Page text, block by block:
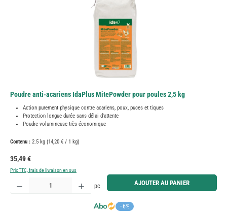
Poudre anti-acariens IdaPlus MitePowder pour poules 2,5 kg
Action purement physique contre acariens, poux, puces et tiques
Protection longue durée sans délai d'attente
Poudre volumineuse très économique
Contenu : 2.5 kg (14,20 € / 1 kg)
Prix régulier :
35,49 €
Prix TTC, frais de livraison en sus
−6%
Quantité de produit : Entrez la quantité souhaitée ou utilisez les boutons pour augmenter ou
pc AJOUTER AU PANIER